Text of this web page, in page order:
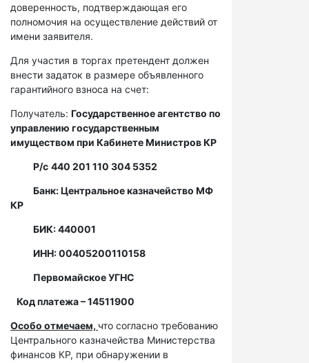
доверенность, подтверждающая его
полномочия на осуществление действий от
имени заявителя.
Для участия в торгах претендент должен
внести задаток в размере объявленного
гарантийного взноса на счет:
Получатель: Государственное агентство по
управлению государственным
имуществом при Кабинете Министров КР
Р/с 440 201 110 304 5352
Банк: Центральное казначейство МФ
КР
БИК: 440001
ИНН: 00405200110158
Первомайское УГНС
Код платежа – 14511900
Особо отмечаем, что согласно требованию
Центрального казначейства Министерства
финансов КР, при обнаружении в